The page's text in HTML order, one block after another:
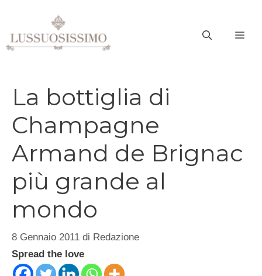
contenuto
La bottiglia di
Champagne
Armand de Brignac
più grande al
mondo
8 Gennaio 2011 di Redazione
Spread the love